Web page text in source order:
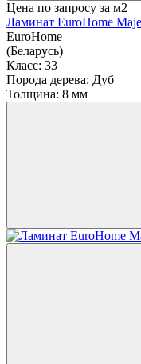
Цена по запросу за м2
Ламинат EuroHome
EuroHome
(Беларусь)
Класс: 33
Порода дерева: Дуб
Толщина: 8 мм